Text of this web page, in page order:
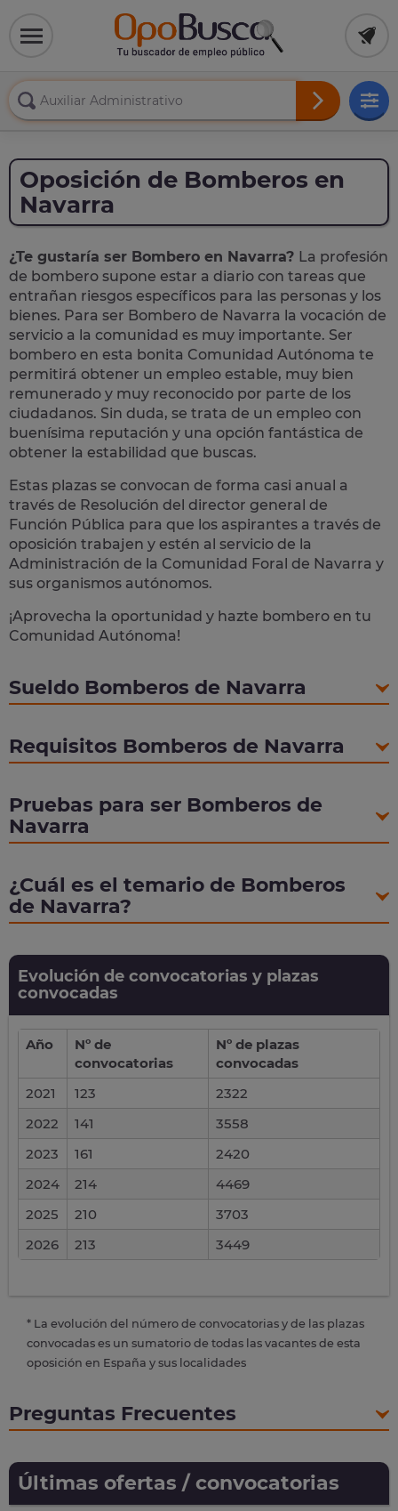
Oposición de Bomberos en
Navarra
¿Te gustaría ser Bombero en Navarra? La profesión
de bombero supone estar a diario con tareas que
entrañan riesgos específicos para las personas y los
bienes. Para ser Bombero de Navarra la vocación de
servicio a la comunidad es muy importante. Ser
bombero en esta bonita Comunidad Autónoma te
permitirá obtener un empleo estable, muy bien
remunerado y muy reconocido por parte de los
ciudadanos. Sin duda, se trata de un empleo con
buenísima reputación y una opción fantástica de
obtener la estabilidad que buscas.
Estas plazas se convocan de forma casi anual a
través de Resolución del director general de
Función Pública para que los aspirantes a través de
oposición trabajen y estén al servicio de la
Administración de la Comunidad Foral de Navarra y
sus organismos autónomos.
¡Aprovecha la oportunidad y hazte bombero en tu
Comunidad Autónoma!
Sueldo Bomberos de Navarra
Requisitos Bomberos de Navarra
Pruebas para ser Bomberos de
Navarra
¿Cuál es el temario de Bomberos
de Navarra?
Evolución de convocatorias y plazas
convocadas
Año
Nº de
convocatorias
Nº de plazas
convocadas
2021
123
2322
2022
141
3558
2023
161
2420
2024
214
4469
2025
210
3703
2026
213 3449
* La evolución del número de convocatorias y de las plazas
convocadas es un sumatorio de todas las vacantes de esta
oposición en España y sus localidades
Preguntas Frecuentes
Últimas ofertas / convocatorias